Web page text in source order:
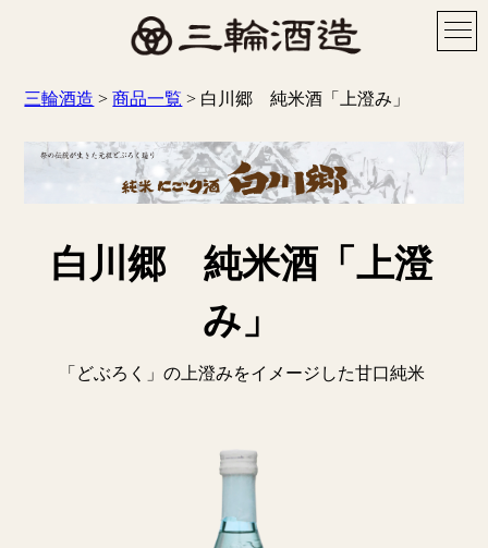
三輪酒造 >商品一覧 > 白川郷 純米酒「上澄み」
白川郷 純米酒「上澄
み」
「どぶろく」の上澄みをイメージした甘口純米